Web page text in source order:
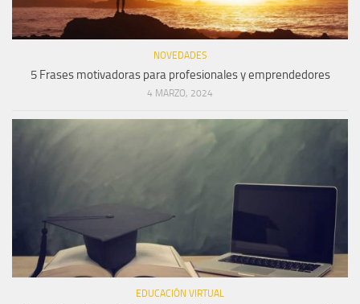
NOVEDADES
5 Frases motivadoras para profesionales y emprendedores
4 MARZO, 2024
EDUCACIÓN VIRTUAL